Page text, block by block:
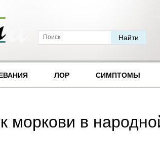
ЛОР СИМПТОМЫ
моркови в